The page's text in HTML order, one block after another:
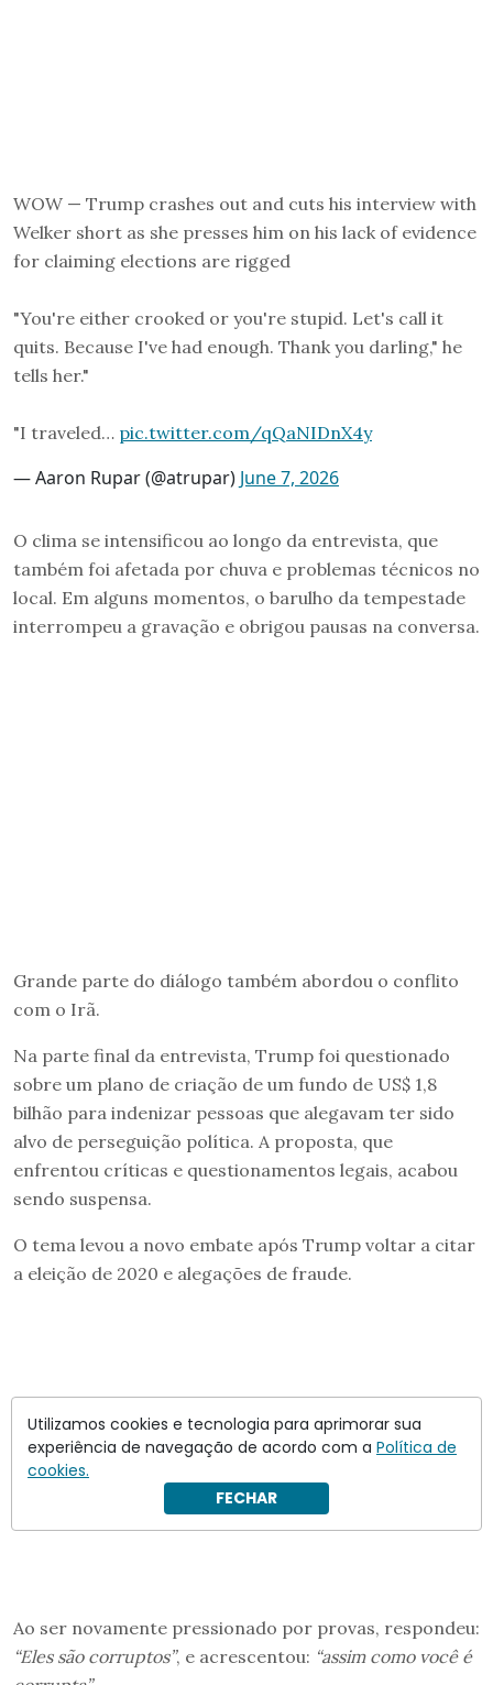
WOW — Trump crashes out and cuts his interview with
Welker short as she presses him on his lack of evidence
for claiming elections are rigged
"You're either crooked or you're stupid. Let's call it
quits. Because I've had enough. Thank you darling," he
tells her."
"I traveled… pic.twitter.com/qQaNIDnX4y
— Aaron Rupar (@atrupar) June 7, 2026
O clima se intensificou ao longo da entrevista, que
também foi afetada por chuva e problemas técnicos no
local. Em alguns momentos, o barulho da tempestade
interrompeu a gravação e obrigou pausas na conversa.
Grande parte do diálogo também abordou o conflito
com o Irã.
Na parte final da entrevista, Trump foi questionado
sobre um plano de criação de um fundo de US$ 1,8
bilhão para indenizar pessoas que alegavam ter sido
alvo de perseguição política. A proposta, que
enfrentou críticas e questionamentos legais, acabou
sendo suspensa.
O tema levou a novo embate após Trump voltar a citar
a eleição de 2020 e alegações de fraude.
Ao ser novamente pressionado por provas, respondeu:
“Eles são corruptos”, e acrescentou: “assim como você é
Utilizamos cookies e tecnologia para aprimorar sua
experiência de navegação de acordo com a Política de
cookies.
FECHAR